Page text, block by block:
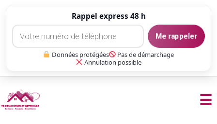
Rappel express 48 h
Me rappeler
Données protégées
Pas de démarchage
Annulation possible
☰